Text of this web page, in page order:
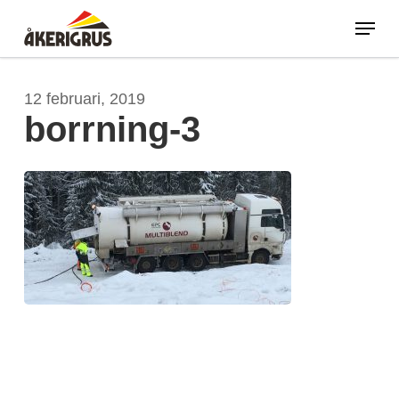
main
Menu
12 februari, 2019
borrning-3
Close